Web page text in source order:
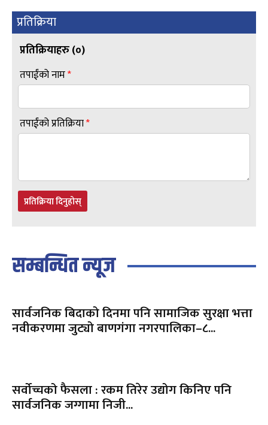
प्रतिक्रिया
प्रतिक्रियाहरु (०)
तपाईंको नाम*
तपाईंको प्रतिक्रिया*
प्रतिक्रिया दिनुहोस्
सम्बन्धित न्यूज
सार्वजनिक बिदाको दिनमा पनि सामाजिक सुरक्षा भत्ता
नवीकरणमा जुट्यो बाणगंगा नगरपालिका–८...
सर्वोच्चको फैसला : रकम तिरेर उद्योग किनिए पनि
सार्वजनिक जग्गामा निजी...